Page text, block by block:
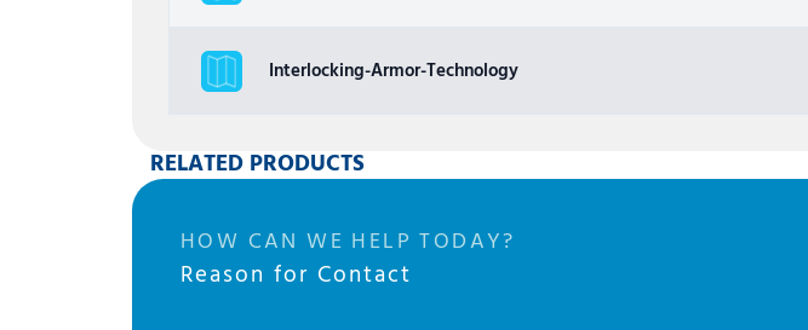
Interlocking-Armor-Technology
RELATED PRODUCTS
HOW CAN WE HELP TODAY?
Reason for Contact